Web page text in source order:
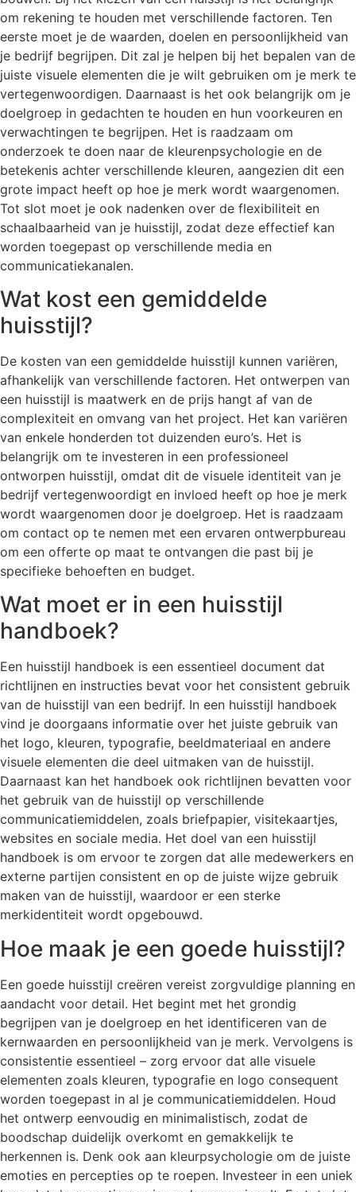
om rekening te houden met verschillende factoren. Ten
eerste moet je de waarden, doelen en persoonlijkheid van
je bedrijf begrijpen. Dit zal je helpen bij het bepalen van de
juiste visuele elementen die je wilt gebruiken om je merk te
vertegenwoordigen. Daarnaast is het ook belangrijk om je
doelgroep in gedachten te houden en hun voorkeuren en
verwachtingen te begrijpen. Het is raadzaam om
onderzoek te doen naar de kleurenpsychologie en de
betekenis achter verschillende kleuren, aangezien dit een
grote impact heeft op hoe je merk wordt waargenomen.
Tot slot moet je ook nadenken over de flexibiliteit en
schaalbaarheid van je huisstijl, zodat deze effectief kan
worden toegepast op verschillende media en
communicatiekanalen.
Wat kost een gemiddelde
huisstijl?
De kosten van een gemiddelde huisstijl kunnen variëren,
afhankelijk van verschillende factoren. Het ontwerpen van
een huisstijl is maatwerk en de prijs hangt af van de
complexiteit en omvang van het project. Het kan variëren
van enkele honderden tot duizenden euro’s. Het is
belangrijk om te investeren in een professioneel
ontworpen huisstijl, omdat dit de visuele identiteit van je
bedrijf vertegenwoordigt en invloed heeft op hoe je merk
wordt waargenomen door je doelgroep. Het is raadzaam
om contact op te nemen met een ervaren ontwerpbureau
om een offerte op maat te ontvangen die past bij je
specifieke behoeften en budget.
Wat moet er in een huisstijl
handboek?
Een huisstijl handboek is een essentieel document dat
richtlijnen en instructies bevat voor het consistent gebruik
van de huisstijl van een bedrijf. In een huisstijl handboek
vind je doorgaans informatie over het juiste gebruik van
het logo, kleuren, typografie, beeldmateriaal en andere
visuele elementen die deel uitmaken van de huisstijl.
Daarnaast kan het handboek ook richtlijnen bevatten voor
het gebruik van de huisstijl op verschillende
communicatiemiddelen, zoals briefpapier, visitekaartjes,
websites en sociale media. Het doel van een huisstijl
handboek is om ervoor te zorgen dat alle medewerkers en
externe partijen consistent en op de juiste wijze gebruik
maken van de huisstijl, waardoor er een sterke
merkidentiteit wordt opgebouwd.
Hoe maak je een goede huisstijl?
Een goede huisstijl creëren vereist zorgvuldige planning en
aandacht voor detail. Het begint met het grondig
begrijpen van je doelgroep en het identificeren van de
kernwaarden en persoonlijkheid van je merk. Vervolgens is
consistentie essentieel – zorg ervoor dat alle visuele
elementen zoals kleuren, typografie en logo consequent
worden toegepast in al je communicatiemiddelen. Houd
het ontwerp eenvoudig en minimalistisch, zodat de
boodschap duidelijk overkomt en gemakkelijk te
herkennen is. Denk ook aan kleurpsychologie om de juiste
emoties en percepties op te roepen. Investeer in een uniek